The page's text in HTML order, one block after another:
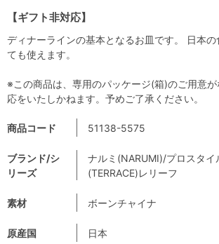
【ギフト非対応】
商品コード 51138-5575
ブランド/シ
リーズ
ナルミ(NARUMI)/プロスタイ
(TERRACE)レリーフ
素材 ボーンチャイナ
原産国 日本
ディナーラインの基本となるお皿です。 日本
ても使えます。
※この商品は、専用のパッケージ(箱)のご用意
応をいたしかねます。予めご了承ください。